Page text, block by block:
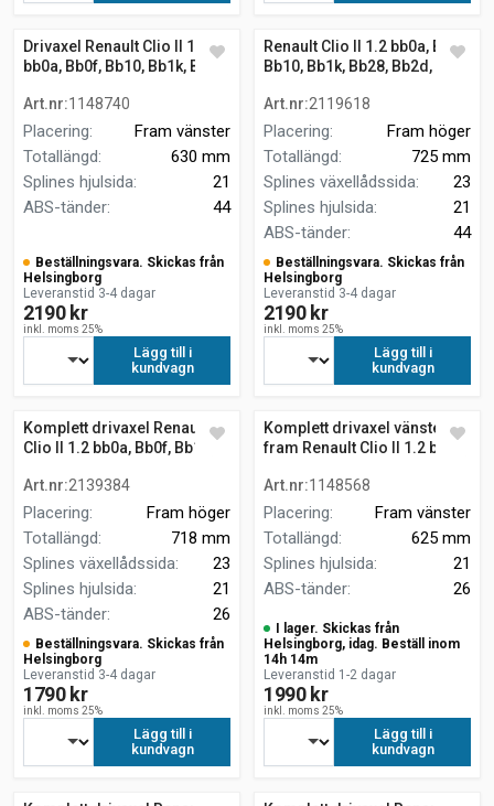
Drivaxel Renault Clio II 1.2
bb0a, Bb0f, Bb10, Bb1k, Bb28,
Art.nr:1148740
Placering:
Fram vänster
Totallängd:
630 mm
Splines hjulsida:
21
ABS-tänder: 44
Beställningsvara. Skickas från
Helsingborg
Leveranstid 3-4 dagar
2190 kr
inkl. moms 25%
Lägg till i
kundvagn
Renault Clio II 1.2 bb0a, Bb0f,
Bb10, Bb1k, Bb28, Bb2d,
drivaxel
Art.nr:2119618
Placering:
Fram höger
Totallängd:
725 mm
Splines växellådssida:
23
Splines hjulsida:
21
ABS-tänder: 44
Beställningsvara. Skickas från
Helsingborg
Leveranstid 3-4 dagar
2190 kr
inkl. moms 25%
Lägg till i
kundvagn
Komplett drivaxel Renault
Clio II 1.2 bb0a, Bb0f, Bb10,
Cb0a,... 718 mm
Art.nr:2139384
Placering:
Fram höger
Totallängd:
718 mm
Splines växellådssida:
23
Splines hjulsida:
21
ABS-tänder: 26
Beställningsvara. Skickas från
Helsingborg
Leveranstid 3-4 dagar
1790 kr
inkl. moms 25%
Lägg till i
kundvagn
Komplett drivaxel vänster
fram Renault Clio II 1.2 bb0a,
Bb2d, Bb2h, C
Art.nr:1148568
Placering:
Fram vänster
Totallängd:
625 mm
Splines hjulsida:
21
ABS-tänder: 26
I lager. Skickas från
Helsingborg, idag. Beställ inom
14h 14m
Leveranstid 1-2 dagar
1990 kr
inkl. moms 25%
Lägg till i
kundvagn